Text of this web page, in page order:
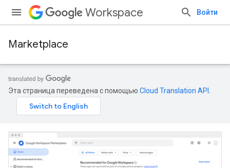
Workspace Войти
Marketplace
Эта страница переведена с помощью Cloud Translation API